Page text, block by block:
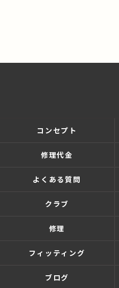
コンセプト
修理代金
よくある質問
クラブ
修理
フィッティング
ブログ